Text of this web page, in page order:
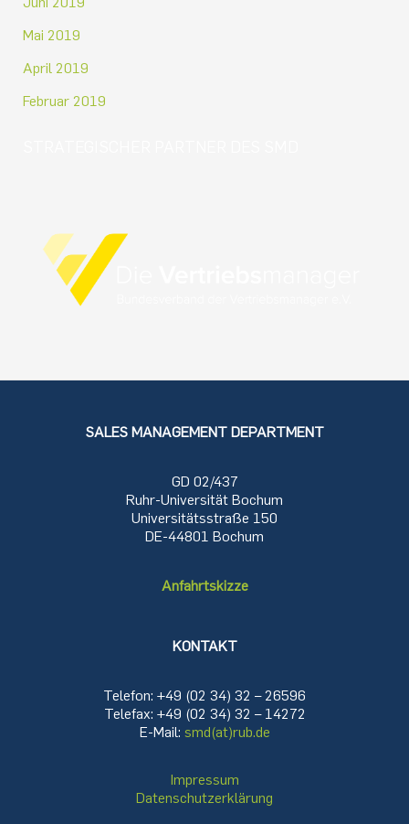
Mai 2019
April 2019
Februar 2019
SALES MANAGEMENT DEPARTMENT
GD 02/437
Ruhr-Universität Bochum
Universitätsstraße 150
DE-44801 Bochum
Anfahrtskizze
KONTAKT
Telefon: +49 (02 34) 32 – 26596
Telefax: +49 (02 34) 32 – 14272
E-Mail: smd(at)rub.de
Impressum
Datenschutzerklärung